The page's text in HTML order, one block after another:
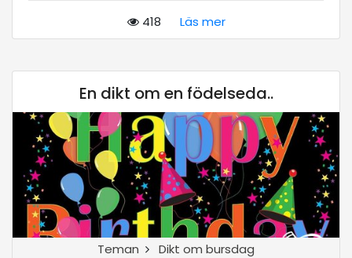
418 Läs mer
En dikt om en födelseda..
Teman Dikt om bursdag